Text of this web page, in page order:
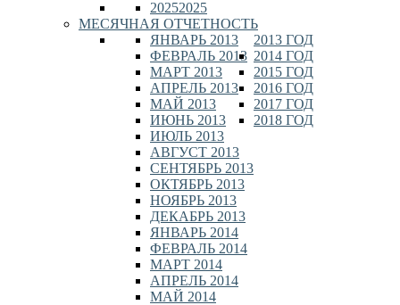
2025
2025
МЕСЯЧНАЯ ОТЧЕТНОСТЬ
2013 ГОД
ЯНВАРЬ 2013
ФЕВРАЛЬ 2013
МАРТ 2013
АПРЕЛЬ 2013
МАЙ 2013
ИЮНЬ 2013
ИЮЛЬ 2013
АВГУСТ 2013
СЕНТЯБРЬ 2013
ОКТЯБРЬ 2013
НОЯБРЬ 2013
ДЕКАБРЬ 2013
2014 ГОД
ЯНВАРЬ 2014
ФЕВРАЛЬ 2014
МАРТ 2014
АПРЕЛЬ 2014
МАЙ 2014
2015 ГОД
2016 ГОД
2017 ГОД
2018 ГОД